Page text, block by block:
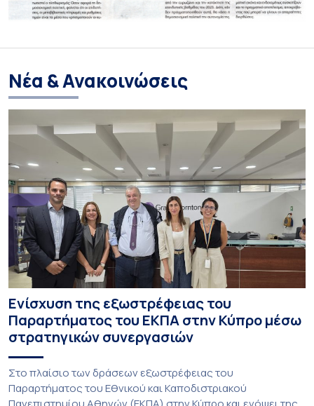
Νέα & Ανακοινώσεις
Ενίσχυση της εξωστρέφειας του
Παραρτήματος του ΕΚΠΑ στην Κύπρο μέσω
στρατηγικών συνεργασιών
Στο πλαίσιο των δράσεων εξωστρέφειας του
Παραρτήματος του Εθνικού και Καποδιστριακού